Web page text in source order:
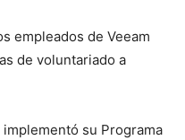
empleados de Veeam
de voluntariado a
su Programa